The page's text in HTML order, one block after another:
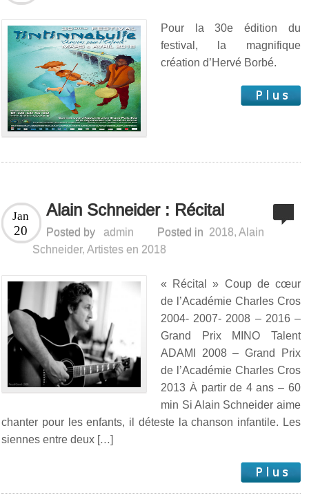
Pour la 30e édition du
festival, la magnifique
création d’Hervé Borbé.
Alain Schneider : Récital
Jan
20 Posted by admin Posted in 2018,Alain
Schneider,Artistes en 2018
« Récital » Coup de cœur
de l’Académie Charles Cros
2004- 2007- 2008 – 2016 –
Grand Prix MINO Talent
ADAMI 2008 – Grand Prix
de l’Académie Charles Cros
2013 À partir de 4 ans – 60
min Si Alain Schneider aime
chanter pour les enfants, il déteste la chanson infantile. Les
siennes entre deux […]